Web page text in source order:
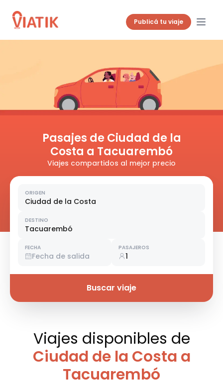
Publicá tu viaje
Pasajes de Ciudad de la
Costa a Tacuarembó
Viajes compartidos al mejor precio
ORIGEN
Ciudad de la Costa
DESTINO
Tacuarembó
FECHA
Fecha de salida
PASAJEROS
1
Buscar viaje
Viajes disponibles de
Ciudad de la Costa a
Tacuarembó